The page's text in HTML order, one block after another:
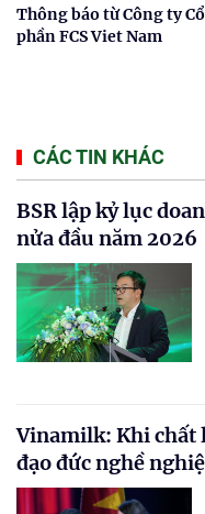
Thông báo từ Công ty Cổ
phần FCS Viet Nam
CÁC TIN KHÁC
BSR lập kỷ lục
nửa đầu năm 2026
Vinamilk: Khi chất
đạo đức nghề